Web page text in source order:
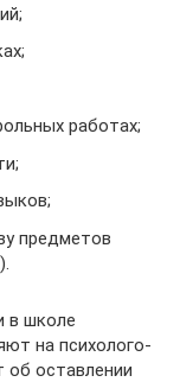
работах;
предметов
в школе
на психолого-
об оставлении